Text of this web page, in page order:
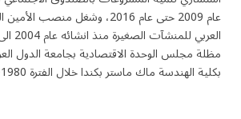
عام 2009 حتى عام 2016، وشغل
مظلة مجلس الوحدة الاقتصادية بجامعة الدول
بكلية الهندسة ماك ماستر بكندا خلال الفترة 1980-1982’ .